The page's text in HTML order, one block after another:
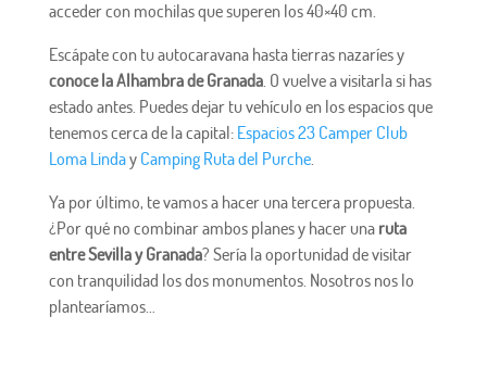
acceder con mochilas que superen los 40×40 cm.
Escápate con tu autocaravana hasta tierras nazaríes y
conoce la Alhambra de Granada. O vuelve a visitarla si has
estado antes. Puedes dejar tu vehículo en los espacios que
tenemos cerca de la capital: Espacios 23 Camper Club
Loma Linday Camping Ruta del Purche.
Ya por último, te vamos a hacer una tercera propuesta.
¿Por qué no combinar ambos planes y hacer una ruta
entre Sevilla y Granada? Sería la oportunidad de visitar
con tranquilidad los dos monumentos. Nosotros nos lo
plantearíamos…